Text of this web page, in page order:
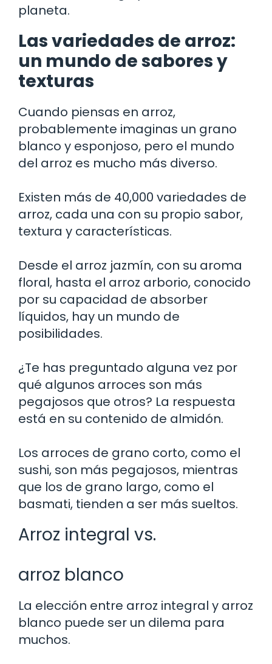
planeta.
Las variedades de arroz:
un mundo de sabores y
texturas
Cuando piensas en arroz,
probablemente imaginas un grano
blanco y esponjoso, pero el mundo
del arroz es mucho más diverso.
Existen más de 40,000 variedades de
arroz, cada una con su propio sabor,
textura y características.
Desde el arroz jazmín, con su aroma
floral, hasta el arroz arborio, conocido
por su capacidad de absorber
líquidos, hay un mundo de
posibilidades.
¿Te has preguntado alguna vez por
qué algunos arroces son más
pegajosos que otros? La respuesta
está en su contenido de almidón.
Los arroces de grano corto, como el
sushi, son más pegajosos, mientras
que los de grano largo, como el
basmati, tienden a ser más sueltos.
Arroz integral vs.
arroz blanco
La elección entre arroz integral y arroz
blanco puede ser un dilema para
muchos.